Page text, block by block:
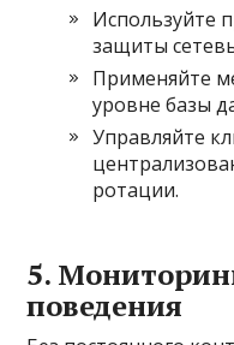
Используйте
защиты
Применяйте
уровне базы
Управляйте
ротации.
5.
поведения